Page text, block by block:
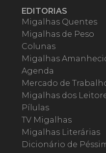
EDITORIAS
Migalhas Quentes
Migalhas de Peso
Colunas
Migalhas
Agenda
Mercado de
Migalhas dos
Pílulas
TV Migalhas
Migalhas Literárias
Dicionário de